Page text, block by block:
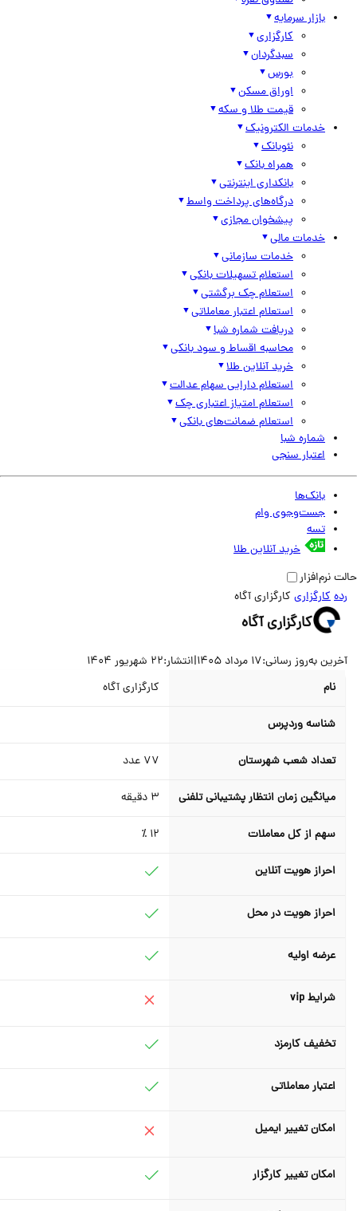
بازار سرمایه
کارگزاری
سبدگردان
بورس
اوراق مسکن
قیمت طلا و سکه
خدمات الکترونیک
نئوبانک
همراه بانک
بانکداری اینترنتی
درگاه‌های پرداخت واسط
پیشخوان مجازی
خدمات مالی
خدمات سازمانی
استعلام تسهیلات بانکی
استعلام چک برگشتی
استعلام اعتبار معاملاتی
دریافت شماره شبا
محاسبه اقساط و سود بانکی
خرید آنلاین طلا
استعلام دارایی سهام عدالت
استعلام امتیاز اعتباری چک
استعلام ضمانت‌های بانکی
شماره شبا
اعتبار سنجی
بانک‌ها
جست‌وجوی وام
تسه
خرید آنلاین طلا
کارگزاریکارگزاری آگاه
کارگزاری آگاه
به‌روز رسانی:17 مرداد 1405 |انتشار:22 شهریور 1404
کارگزاری آگاه
شناسه وردپرس
تعداد شعب شهرستان عدد
میانگین زمان انتظار پشتیبانی تلفنی دقیقه
سهم از کل معاملات
احراز هویت آنلاین
احراز هویت در محل
عرضه اولیه
شرایط vip
تخفیف کارمزد
اعتبار معاملاتی
امکان تغییر ایمیل
امکان تغییر کارگزار